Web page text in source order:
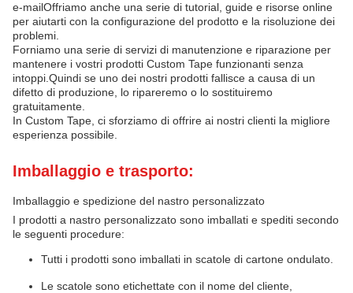
e-mailOffriamo anche una serie di tutorial, guide e risorse online
per aiutarti con la configurazione del prodotto e la risoluzione dei
problemi.
Forniamo una serie di servizi di manutenzione e riparazione per
mantenere i vostri prodotti Custom Tape funzionanti senza
intoppi.Quindi se uno dei nostri prodotti fallisce a causa di un
difetto di produzione, lo ripareremo o lo sostituiremo
gratuitamente.
In Custom Tape, ci sforziamo di offrire ai nostri clienti la migliore
esperienza possibile.
Imballaggio e trasporto:
Imballaggio e spedizione del nastro personalizzato
I prodotti a nastro personalizzato sono imballati e spediti secondo
le seguenti procedure:
Tutti i prodotti sono imballati in scatole di cartone ondulato.
Le scatole sono etichettate con il nome del cliente,